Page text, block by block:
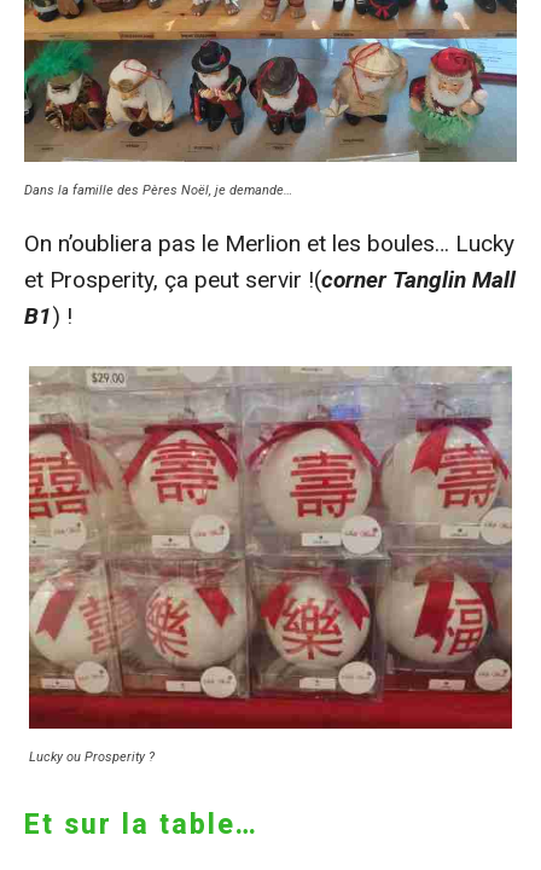
Dans la famille des Pères Noël, je demande…
On n’oubliera pas le Merlion et les boules… Lucky
et Prosperity, ça peut servir !(corner Tanglin Mall
B1) !
Lucky ou Prosperity ?
Et sur la table…